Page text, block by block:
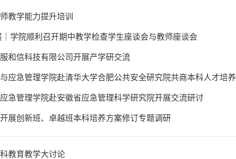
教学能力提升培训
学院顺利召开期中教学检查学生座谈会与教师座谈会
和信科技有限公司开展产学研交流
应急管理学院赴清华大学合肥公共安全研究院共商本科人才培养
急管理学院赴安徽省应急管理科学研究院开展交流研讨
展创新班、卓越班本科培养方案修订专题调研
教育教学大讨论